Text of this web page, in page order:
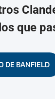
que
DE BANFIELD